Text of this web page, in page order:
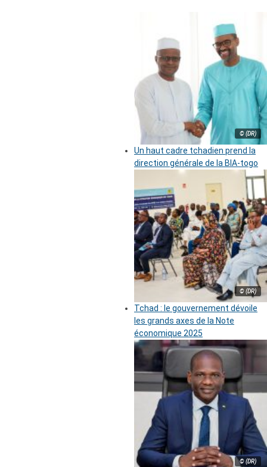
© (DR)
Un haut cadre tchadien prend la
direction générale de la BIA-togo
© (DR)
Tchad : le gouvernement dévoile
les grands axes de la Note
économique 2025
© (DR)